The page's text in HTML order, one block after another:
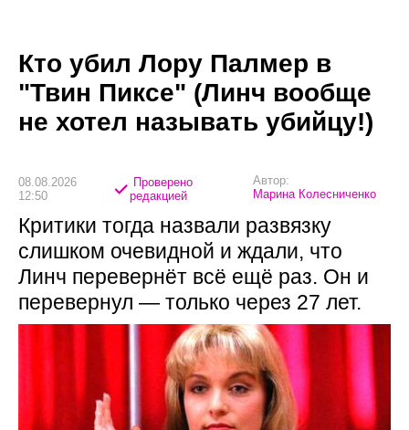
Кто убил Лору Палмер в
"Твин Пиксе" (Линч вообще
не хотел называть убийцу!)
08.08.2026
12:50
Проверено
редакцией
Автор:
Марина Колесниченко
Критики тогда назвали развязку
слишком очевидной и ждали, что
Линч перевернёт всё ещё раз. Он и
перевернул — только через 27 лет.